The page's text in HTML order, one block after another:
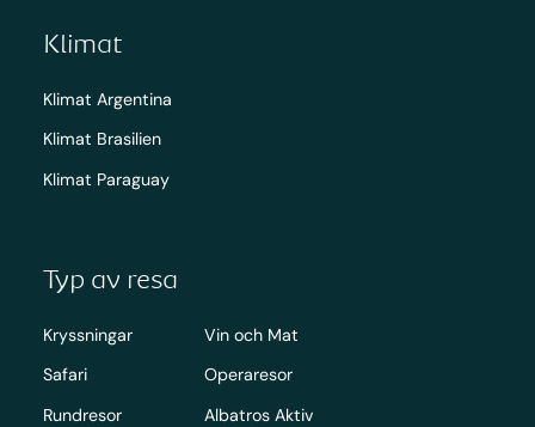
Klimat
Klimat Argentina
Klimat Brasilien
Klimat Paraguay
Typ av resa
Kryssningar
Safari
Rundresor
Vin och Mat
Operaresor
Albatros Aktiv